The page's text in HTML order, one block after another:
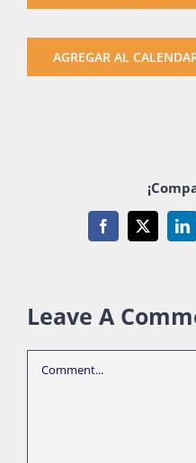
AGREGAR AL
Facebook
X
Leave A
Comment